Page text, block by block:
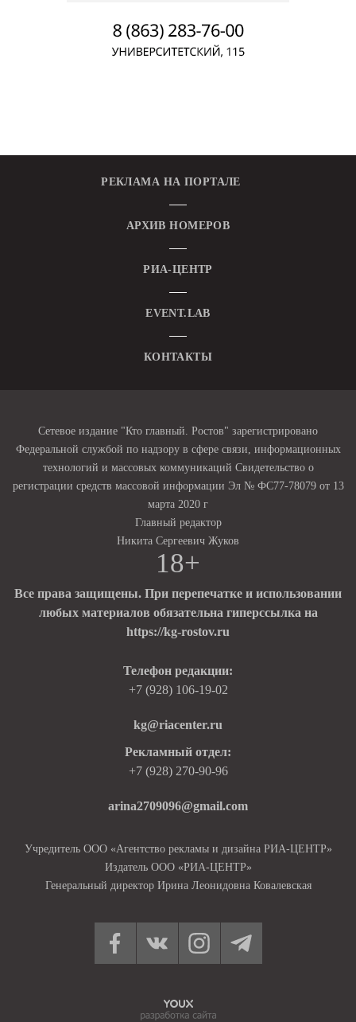
РЕКЛАМА НА ПОРТАЛЕ
АРХИВ НОМЕРОВ
РИА-ЦЕНТР
EVENT.LAB
КОНТАКТЫ
Сетевое издание "Кто главный. Ростов" зарегистрировано
Федеральной службой по надзору в сфере связи, информационных
технологий и массовых коммуникаций Свидетельство о
регистрации средств массовой информации Эл № ФС77-78079 от 13
марта 2020 г
Главный редактор
Никита Сергеевич Жуков
18+
Все права защищены. При перепечатке и использовании
любых материалов обязательна гиперссылка на
https://kg-rostov.ru
Телефон редакции:
+7 (928) 106-19-02
kg@riacenter.ru
Рекламный отдел:
+7 (928) 270-90-96
arina2709096@gmail.com
Учредитель ООО «Агентство рекламы и дизайна РИА-ЦЕНТР»
Издатель ООО «РИА-ЦЕНТР»
Генеральный директор Ирина Леонидовна Ковалевская